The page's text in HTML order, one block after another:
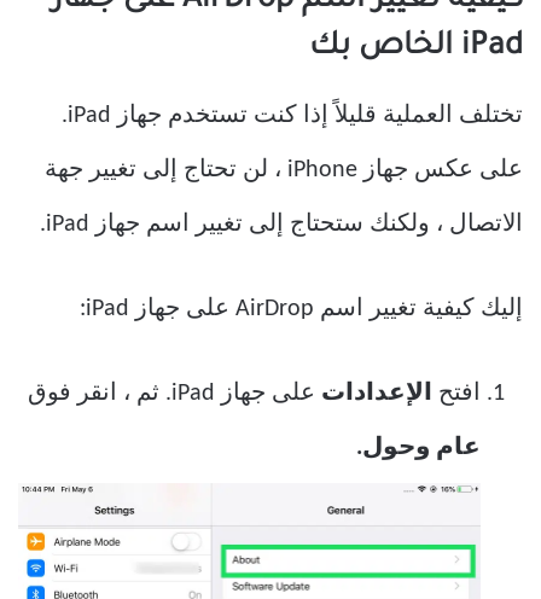
iPad الخاص بك
تختلف العملية قليلاً إذا كنت تستخدم جهاز iPad.
على عكس جهاز iPhone ، لن تحتاج إلى تغيير جهة
الاتصال ، ولكنك ستحتاج إلى تغيير اسم جهاز iPad.
إليك كيفية تغيير اسم AirDrop على جهاز iPad:
افتح الإعدادات على جهاز iPad. ثم ، انقر فوق
عام وحول.